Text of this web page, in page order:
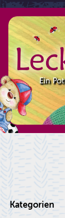
Kategorien